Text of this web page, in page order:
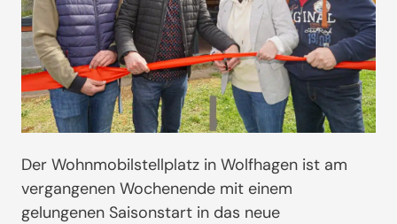
Der Wohnmobilstellplatz in Wolfhagen ist am
vergangenen Wochenende mit einem
gelungenen Saisonstart in das neue